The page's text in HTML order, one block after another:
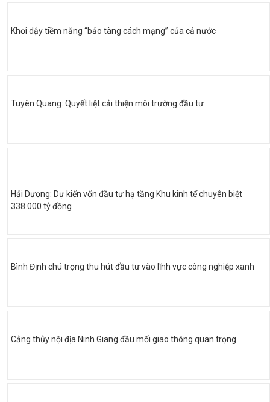
Khơi dậy tiềm năng “bảo tàng cách mạng” của cả nước
Tuyên Quang: Quyết liệt cải thiện môi trường đầu tư
Hải Dương: Dự kiến vốn đầu tư hạ tầng Khu kinh tế chuyên biệt
338.000 tỷ đồng
Bình Định chú trọng thu hút đầu tư vào lĩnh vực công nghiệp xanh
Cảng thủy nội địa Ninh Giang đầu mối giao thông quan trọng